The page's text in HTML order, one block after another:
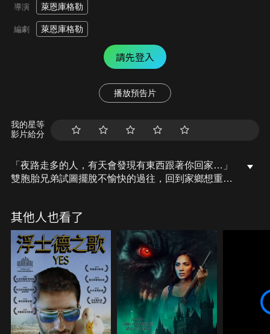
導演 萊恩庫格勒
編劇 萊恩庫格勒
請先登入
播放預告片
我的星等
影片給分
「夜路走多的人，有天會發現有東西跟著你回家…」
雙胞胎兄弟試圖擺脫不愉快的過往，回到家鄉想重新
紀錄 (最佳影片、導演、男主角、男、女配角、原創
劇本、攝影、選角導演、原創歌曲、原創音樂、影片
剪輯、視覺效果、音效、美術設計、服裝設計、妝髮
設計)。
其他人也看了